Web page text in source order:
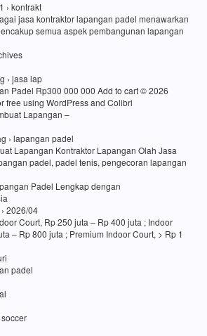
› kontrakt
jasa kontraktor lapangan padel menawarkan
semua aspek pembangunan lapangan
› jasa lap
Padel Rp300 000 000 Add to cart © 2026
free using WordPress and Colibri
Lapangan –
› lapangan padel
Lapangan Kontraktor Lapangan Olah Jasa
padel, padel tenis, pengecoran lapangan
Padel Lengkap dengan
2026/04
Court, Rp 250 juta – Rp 400 juta ; Indoor
– Rp 800 juta ; Premium Indoor Court, > Rp 1
padel